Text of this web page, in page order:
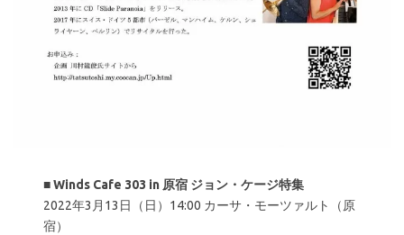
■Winds Cafe 303 in 原宿 ジョン・ケージ特集
2022年3月13日（日）14:00 カーサ・モーツァルト（原
宿）